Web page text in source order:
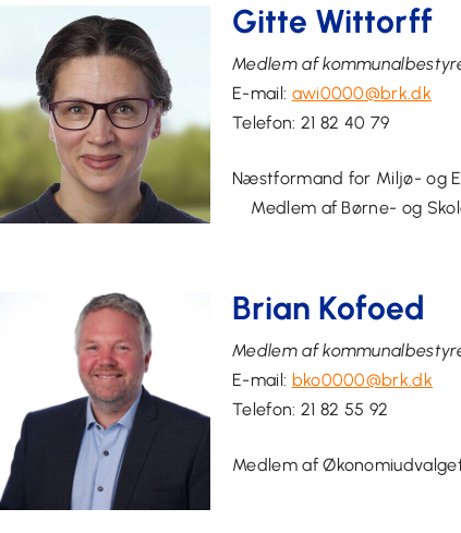
Gitte Wittorff
Medlem af
E-mail: awi0000@brk.dk
Telefon: 21 82 40 79
Næstformand for
Medlem af Børne- og
Brian Kofoed
Medlem af
E-mail: bko0000@brk.dk
Telefon: 21 82 55 92
Medlem af